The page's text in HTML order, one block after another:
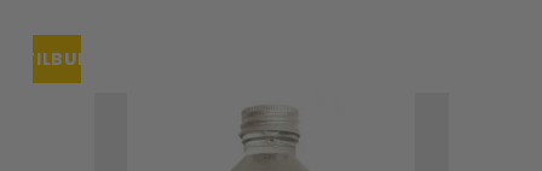
TILBUDUDSOLGT